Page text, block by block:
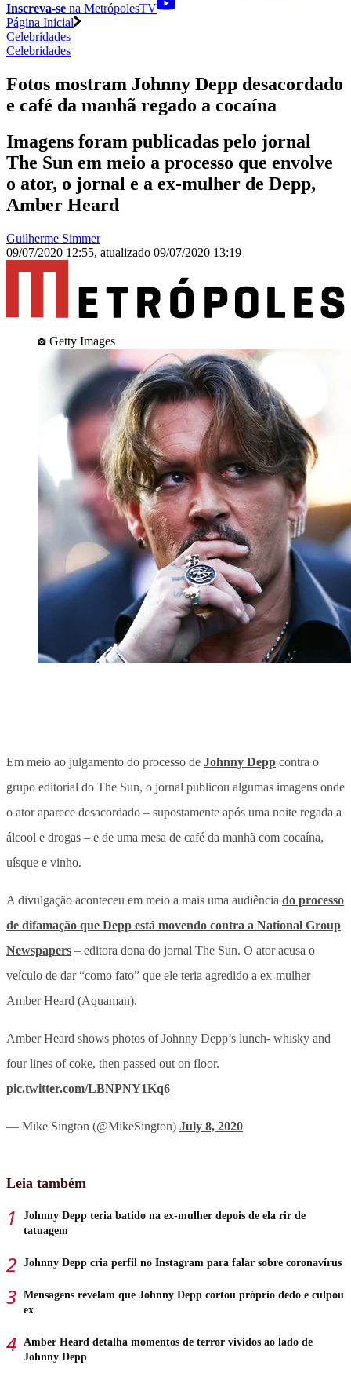
Inscreva-se na MetrópolesTV
Página Inicial
Celebridades
Celebridades
Fotos mostram Johnny Depp desacordado
e café da manhã regado a cocaína
Imagens foram publicadas pelo jornal
The Sun em meio a processo que envolve
o ator, o jornal e a ex-mulher de Depp,
Amber Heard
Guilherme Simmer
09/07/2020 12:55, atualizado 09/07/2020 13:19
Getty Images
Em meio ao julgamento do processo de Johnny Depp contra o
grupo editorial do The Sun, o jornal publicou algumas imagens onde
o ator aparece desacordado – supostamente após uma noite regada a
álcool e drogas – e de uma mesa de café da manhã com cocaína,
uísque e vinho.
A divulgação aconteceu em meio a mais uma audiência do processo
de difamação que Depp está movendo contra a National Group
Newspapers – editora dona do jornal The Sun. O ator acusa o
veículo de dar “como fato” que ele teria agredido a ex-mulher
Amber Heard (Aquaman).
Amber Heard shows photos of Johnny Depp’s lunch- whisky and
four lines of coke, then passed out on floor.
pic.twitter.com/LBNPNY1Kq6
— Mike Sington (@MikeSington) July 8, 2020
Leia também
Johnny Depp teria batido na ex-mulher depois de ela rir de
tatuagem
Johnny Depp cria perfil no Instagram para falar sobre coronavírus
Mensagens revelam que Johnny Depp cortou próprio dedo e culpou
ex
Amber Heard detalha momentos de terror vividos ao lado de
Johnny Depp